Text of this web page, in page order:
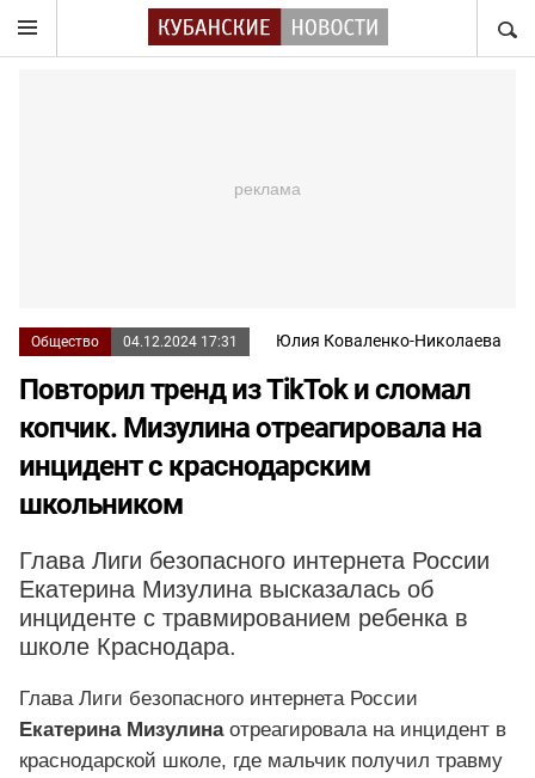
Общество 04.12.2024 17:31 Юлия Коваленко-Николаева
Повторил тренд из TikTok и сломал
копчик. Мизулина отреагировала на
инцидент с краснодарским
школьником
Глава Лиги безопасного интернета России
Екатерина Мизулина высказалась об
инциденте с травмированием ребенка в
школе Краснодара.
Глава Лиги безопасного интернета России
Екатерина Мизулинаотреагировала на инцидент в
краснодарской школе, где мальчик получил травму